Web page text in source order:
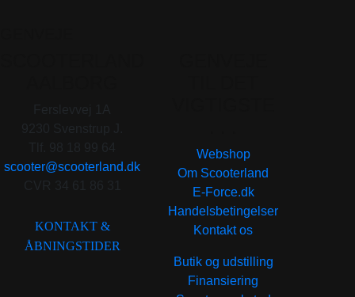
scooter@scooterland.dk
KONTAKT &
ÅBNINGSTIDER
Webshop
Om Scooterland
E-Force.dk
Handelsbetingelser
Kontakt os
Butik og udstilling
Finansiering